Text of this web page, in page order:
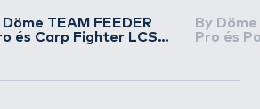
TEAM FEEDER
és Carp Fighter LCS
By
Pro és